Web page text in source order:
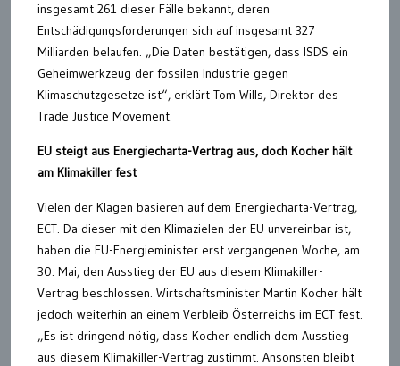
insgesamt 261 dieser Fälle bekannt, deren
Entschädigungsforderungen sich auf insgesamt 327
Milliarden belaufen. „Die Daten bestätigen, dass ISDS ein
Geheimwerkzeug der fossilen Industrie gegen
Klimaschutzgesetze ist“, erklärt Tom Wills, Direktor des
Trade Justice Movement.
EU steigt aus Energiecharta-Vertrag aus, doch Kocher hält
am Klimakiller fest
Vielen der Klagen basieren auf dem Energiecharta-Vertrag,
ECT. Da dieser mit den Klimazielen der EU unvereinbar ist,
haben die EU-Energieminister erst vergangenen Woche, am
30. Mai, den Ausstieg der EU aus diesem Klimakiller-
Vertrag beschlossen. Wirtschaftsminister Martin Kocher hält
jedoch weiterhin an einem Verbleib Österreichs im ECT fest.
„Es ist dringend nötig, dass Kocher endlich dem Ausstieg
aus diesem Klimakiller-Vertrag zustimmt. Ansonsten bleibt